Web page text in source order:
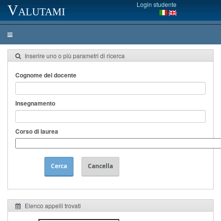
Valutami Login studente
Inserire uno o più parametri di ricerca
Cognome del docente
Insegnamento
Corso di laurea
Cerca Cancella
Elenco appelli trovati